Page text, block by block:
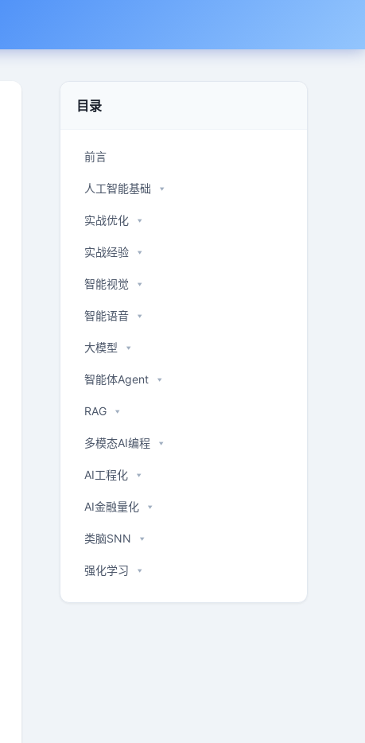
目录
前言
人工智能基础
实战优化
实战经验
智能视觉
智能语音
大模型
智能体Agent
RAG
多模态AI编程
AI工程化
AI金融量化
类脑SNN
强化学习